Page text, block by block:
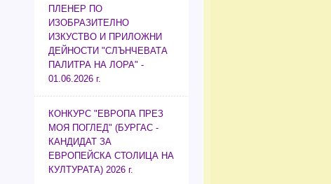
ПЛЕНЕР ПО
ИЗОБРАЗИТЕЛНО
ИЗКУСТВО И ПРИЛОЖНИ
ДЕЙНОСТИ "СЛЪНЧЕВАТА
ПАЛИТРА НА ЛОРА" -
01.06.2026 г.
КОНКУРС "ЕВРОПА ПРЕЗ
МОЯ ПОГЛЕД" (БУРГАС -
КАНДИДАТ ЗА
ЕВРОПЕЙСКА СТОЛИЦА НА
КУЛТУРАТА) 2026 г.